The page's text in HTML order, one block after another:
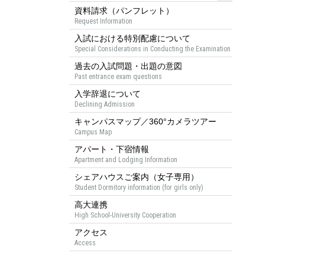
資料請求（パンフレット）
Request Information
入試における特別配慮について
Special Considerations in Conducting the Examination
過去の入試問題・出題の意図
Past entrance exam questions
入学辞退について
Declining Admission
キャンパスマップ／360°カメラツアー
Campus Map
アパート・下宿情報
Apartment and Lodging Information
シェアハウスご案内（女子専用）
Student Dormitory information (for girls only)
高大連携
High School-University Cooperation
アクセス
Access